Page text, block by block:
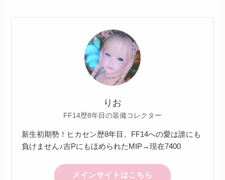
りお
FF14歴8年目の装備コレクター
新生初期勢！ヒカセン歴8年目。FF14への愛は誰にも
負けません♪吉PにもほめられたMIP→現在7400
メインサイトはこちら